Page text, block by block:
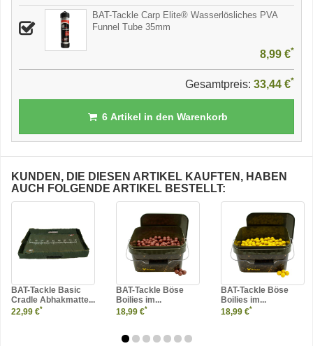
BAT-Tackle Carp Elite® Wasserlösliches PVA
Funnel Tube 35mm
8,99 €*
Gesamtpreis: 33,44 €*
6Artikel in den Warenkorb
KUNDEN, DIE DIESEN ARTIKEL KAUFTEN, HABEN
AUCH FOLGENDE ARTIKEL BESTELLT:
BAT-Tackle Basic
Cradle Abhakmatte...
22,99 €*
BAT-Tackle Böse
Boilies im...
18,99 €*
BAT-Tackle Böse
Boilies im...
18,99 €*